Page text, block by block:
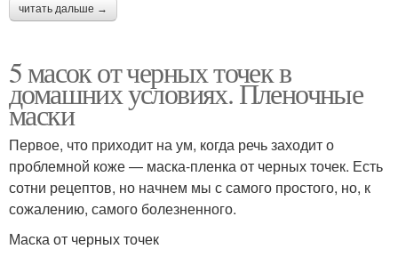
читать дальше →
5 масок от черных точек в
домашних условиях. Пленочные
маски
Первое, что приходит на ум, когда речь заходит о
проблемной коже — маска-пленка от черных точек. Есть
сотни рецептов, но начнем мы с самого простого, но, к
сожалению, самого болезненного.
Маска от черных точек